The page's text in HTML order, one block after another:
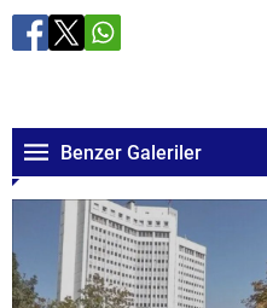
Benzer Galeriler